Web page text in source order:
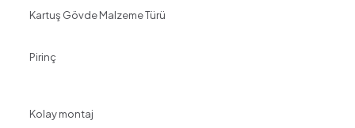
Kartuş Gövde Malzeme Türü
Pirinç
Kolay montaj